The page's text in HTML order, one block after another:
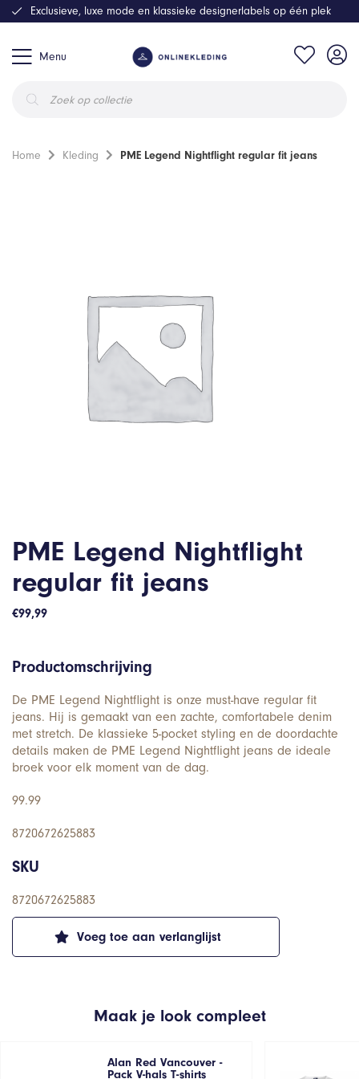
Menu
zoeken
Exclusieve, luxe mode en klassieke designerlabels op één plek
Home Kleding PME Legend Nightflight regular fit jeans
PME Legend Nightflight
regular fit jeans
€99,99
Voeg toe aan verlanglijst
Productomschrijving
De PME Legend Nightflight is onze must-have regular fit
jeans. Hij is gemaakt van een zachte, comfortabele denim
met stretch. De klassieke 5-pocket styling en de doordachte
details maken de PME Legend Nightflight jeans de ideale
broek voor elk moment van de dag.
99.99
8720672625883
SKU
8720672625883
Maak je look compleet
Alan Red Vancouver -
Pack V-hals T-shirts